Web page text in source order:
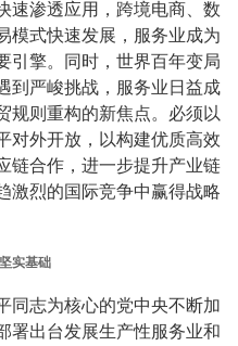
速渗透应用，跨境电商、数
模式快速发展，服务业成为
引擎。同时，世界百年变局
到严峻挑战，服务业日益成
规则重构的新焦点。必须以
对外开放，以构建优质高效
链合作，进一步提升产业链
激烈的国际竞争中赢得战略
实基础
志为核心的党中央不断加
署出台发展生产性服务业和